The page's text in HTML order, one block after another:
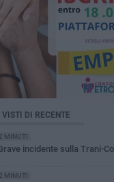
DI RECENTE
2 MINUTI
incidente sulla Trani-
2 MINUTI